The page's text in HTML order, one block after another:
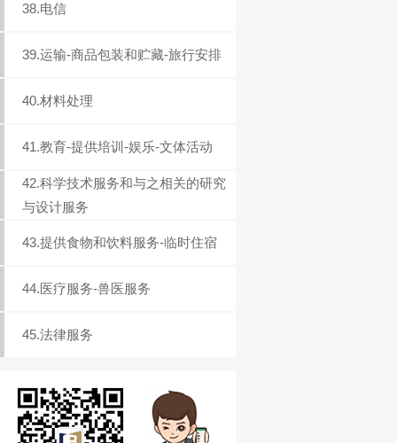
38.电信
39.运输-商品包装和贮藏-旅行安排
40.材料处理
41.教育-提供培训-娱乐-文体活动
42.科学技术服务和与之相关的研究
与设计服务
43.提供食物和饮料服务-临时住宿
44.医疗服务-兽医服务
45.法律服务